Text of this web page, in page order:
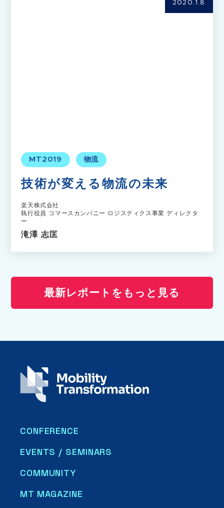
MT2019 物流
技術が変える物流の未来
2020.1.8
楽天株式会社
執行役員 コマースカンパニー ロジスティクス事業 ディレクタ
ー
滝澤 志匡
最新レポートをもっと見る
CONFERENCE
EVENTS / SEMINARS
COMMUNITY
MT MAGAZINE